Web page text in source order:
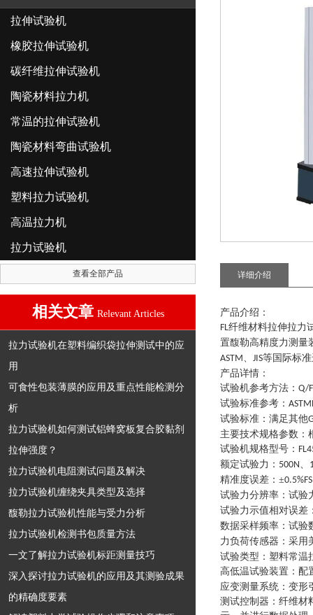
拉伸试验机
橡胶拉伸试验机
碳纤维拉伸试验机
陶瓷材料拉力机
常温的拉伸试验机
陶瓷材料弯曲试验机
高速拉伸试验机
塑料拉力试验机
高温拉力机
拉力试验机
查看全部产品
相关文章 Relevant Articles
拉力试验机在塑料编织袋拉伸测试中的应
用
可食性包装薄膜的应用及重点性能检测分
析
拉力试验机如何测试铝蜂窝板复合胶黏剂
拉伸强度？
拉力试验机电阻测试问题及解决
拉力试验机缠绕夹具类型及选择
馥勒拉力试验机性能与受力分析
拉力试验机检测书包质量方法
一文了解拉力试验机标距测量技巧
深入探讨拉力试验机的应用及其测验成果
的精确度要素
详细介绍
产品介绍：
FL纤维材料拉伸拉力
置馥勒高精度力测量
ASTM、 JIS等国际标
产品详情：
试验机参考方法 ： Q/
试验标准参考 ：
试验标准 ： 满足其他
主要技术规格参数 ：
试验机规格型号 ：
额定试验力 ： 500N、
精准度误差 ： ±0.5%FS
试验力分辨率 ： 试验
试验力示值相对误差
数据采样频率 ： 试验
力负荷传感器 ： 采用
试验类型 ： 塑料常温
高低温试验装置 ： 配
应变测量系统 ： 变形
测试控制器 ： 纤维材